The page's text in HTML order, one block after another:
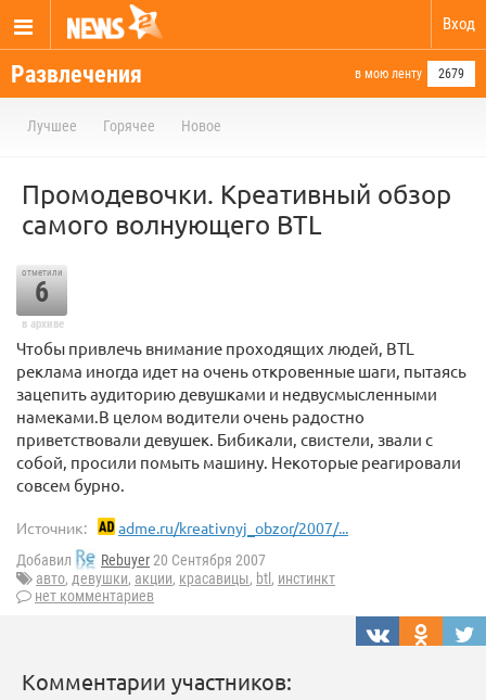
Вход
Развлечения в мою ленту 2679
Лучшее Горячее Новое
Промодевочки. Креативный обзор
самого волнующего BTL
отметили
6
в архиве
Чтобы привлечь внимание проходящих людей, BTL
реклама иногда идет на очень откровенные шаги, пытаясь
зацепить аудиторию девушками и недвусмысленными
намеками.В целом водители очень радостно
приветствовали девушек. Бибикали, свистели, звали с
собой, просили помыть машину. Некоторые реагировали
совсем бурно.
Источник: adme.ru/kreativnyj_obzor/2007/...
Добавил Rebuyer20 Сентября 2007
авто, девушки, акции, красавицы, btl , инстинкт
нет комментариев
Комментарии участников: